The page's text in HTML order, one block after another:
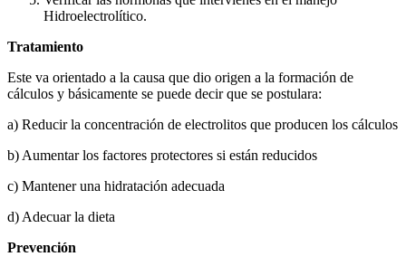
Hidroelectrolítico.
Tratamiento
Este va orientado a la causa que dio origen a la formación de
cálculos y básicamente se puede decir que se postulara:
a) Reducir la concentración de electrolitos que producen los cálculos
b) Aumentar los factores protectores si están reducidos
c) Mantener una hidratación adecuada
d) Adecuar la dieta
Prevención